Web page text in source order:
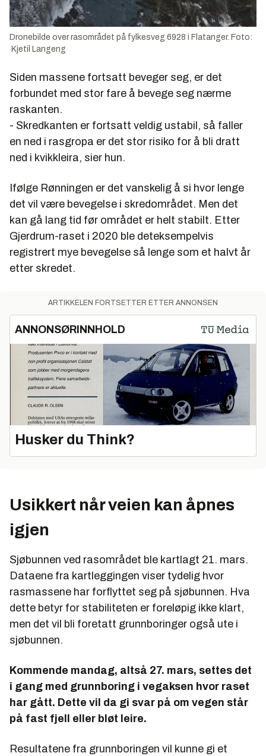
Dronebilde over rasområdet på fylkesveg 6928 i Flatanger. Foto:
Kjetil Langeng
Siden massene fortsatt beveger seg, er det
forbundet med stor fare å bevege seg nærme
raskanten.
- Skredkanten er fortsatt veldig ustabil, så faller
en ned i rasgropa er det stor risiko for å bli dratt
ned i kvikkleira, sier hun.
Ifølge Rønningen er det vanskelig å si hvor lenge
det vil være bevegelse i skredområdet. Men det
kan gå lang tid før området er helt stabilt. Etter
Gjerdrum-raset i 2020 ble deteksempelvis
registrert mye bevegelse så lenge som et halvt år
etter skredet.
ARTIKKELEN FORTSETTER ETTER ANNONSEN
ANNONSØRINNHOLD
Husker du Think?
Usikkert når veien kan åpnes
igjen
Sjøbunnen ved rasområdet ble kartlagt 21. mars.
Dataene fra kartleggingen viser tydelig hvor
rasmassene har forflyttet seg på sjøbunnen. Hva
dette betyr for stabiliteten er foreløpig ikke klart,
men det vil bli foretatt grunnboringer også ute i
sjøbunnen.
Kommende mandag, altså 27. mars, settes det
i gang med grunnboring i vegaksen hvor raset
har gått. Dette vil da gi svar på om vegen står
på fast fjell eller bløt leire.
Resultatene fra grunnboringen vil kunne gi et